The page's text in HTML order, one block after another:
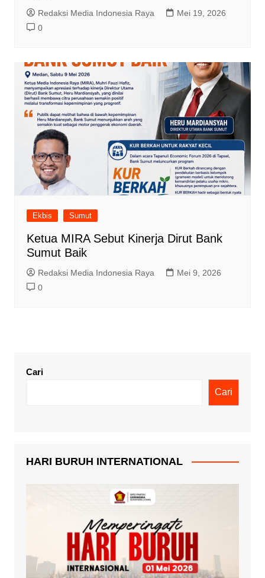
Redaksi Media Indonesia Raya
Mei 19, 2026
0
Ekbis Sumut
Ketua MIRA Sebut Kinerja Dirut Bank
Sumut Baik
Redaksi Media Indonesia Raya
Mei 9, 2026
0
Cari
Cari
HARI BURUH INTERNATIONAL